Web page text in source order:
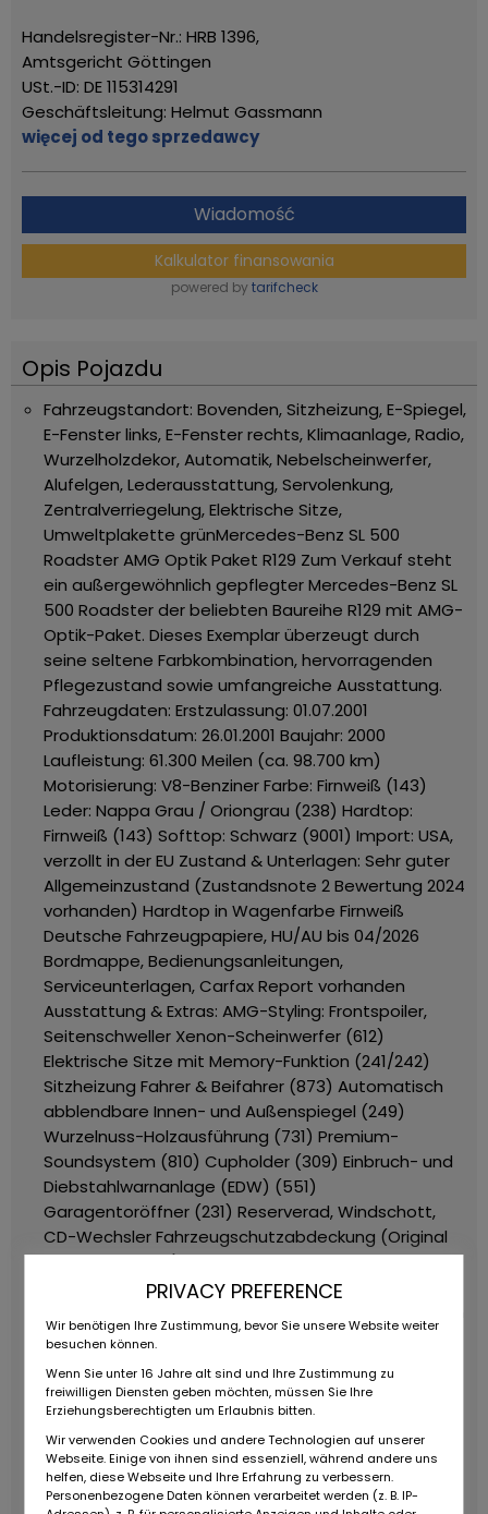
Handelsregister-Nr.: HRB 1396,
Amtsgericht Göttingen
USt.-ID: DE 115314291
Geschäftsleitung: Helmut Gassmann
więcej od tego sprzedawcy
Wiadomość
Kalkulator finansowania
powered by tarifcheck
Opis Pojazdu
Fahrzeugstandort: Bovenden, Sitzheizung, E-Spiegel,
E-Fenster links, E-Fenster rechts, Klimaanlage, Radio,
Wurzelholzdekor, Automatik, Nebelscheinwerfer,
Alufelgen, Lederausstattung, Servolenkung,
Zentralverriegelung, Elektrische Sitze,
Umweltplakette grünMercedes-Benz SL 500
Roadster AMG Optik Paket R129 Zum Verkauf steht
ein außergewöhnlich gepflegter Mercedes-Benz SL
500 Roadster der beliebten Baureihe R129 mit AMG-
Optik-Paket. Dieses Exemplar überzeugt durch
seine seltene Farbkombination, hervorragenden
Pflegezustand sowie umfangreiche Ausstattung.
Fahrzeugdaten: Erstzulassung: 01.07.2001
Produktionsdatum: 26.01.2001 Baujahr: 2000
Laufleistung: 61.300 Meilen (ca. 98.700 km)
Motorisierung: V8-BenzinerFarbe: Firnweiß (143)
Leder: Nappa Grau / Oriongrau (238) Hardtop:
Firnweiß (143) Softtop: Schwarz (9001) Import: USA,
verzollt in der EU Zustand & Unterlagen: Sehr guter
Allgemeinzustand (Zustandsnote 2 Bewertung 2024
vorhanden) Hardtop in Wagenfarbe Firnweiß
Deutsche Fahrzeugpapiere, HU/AU bis 04/2026
Bordmappe, Bedienungsanleitungen,
Serviceunterlagen, Carfax Report vorhanden
Ausstattung & Extras: AMG-Styling: Frontspoiler,
Seitenschweller Xenon-Scheinwerfer (612)
Elektrische Sitze mit Memory-Funktion (241/242)
Sitzheizung Fahrer & Beifahrer (873) Automatisch
abblendbare Innen- und Außenspiegel (249)
Wurzelnuss-Holzausführung (731) Premium-
Soundsystem (810) Cupholder (309) Einbruch- und
Diebstahlwarnanlage (EDW) (551)
Garagentoröffner (231) Reserverad, Windschott,
CD-WechslerFahrzeugschutzabdeckung (Original
Mercedes-Benz)Besonderheiten:US-Ausführung
mit Meilentacho, vollständig auf EU-Papiere
und sehr begehrtSehr gepflegt, sowohl technisch
WertsteigerungspotenzialMehrfach verfügbar
weitere Mercedes-Benz SL 500 Roadster R129
Angebote auf unserer Homepage!Multiple
available more Mercedes-Benz Mercedes-Benz SL
500 Roadster R129 offers on our
PRIVACY PREFERENCE
Wir benötigen Ihre Zustimmung, bevor Sie unsere Website weiter
besuchen können.
Wenn Sie unter 16 Jahre alt sind und Ihre Zustimmung zu
freiwilligen Diensten geben möchten, müssen Sie Ihre
Erziehungsberechtigten um Erlaubnis bitten.
Wir verwenden Cookies und andere Technologien auf unserer
Webseite. Einige von ihnen sind essenziell, während andere uns
helfen, diese Webseite und Ihre Erfahrung zu verbessern.
Personenbezogene Daten können verarbeitet werden (z. B. IP-